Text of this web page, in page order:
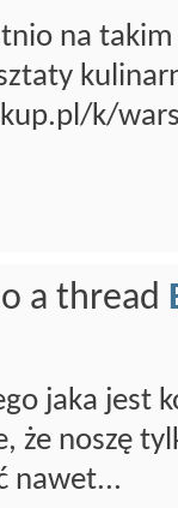
na
k/
a thread
jaka jest
że noszę
nawet...